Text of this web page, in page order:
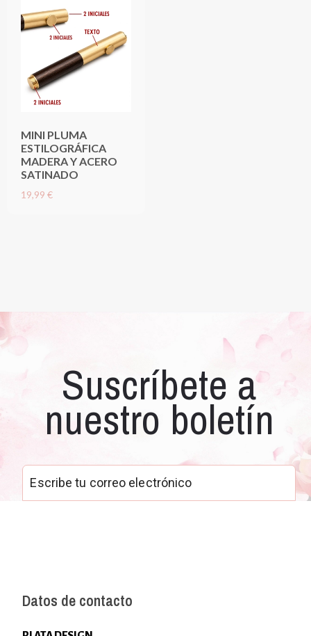
MINI PLUMA
ESTILOGRÁFICA
MADERA Y ACERO
SATINADO
19,99 €
Suscríbete a
nuestro boletín
Datos de contacto